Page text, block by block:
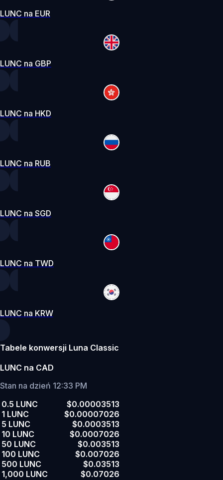
LUNC na EUR
LUNC na GBP
LUNC na HKD
LUNC na RUB
LUNC na SGD
LUNC na TWD
LUNC na KRW
Tabele konwersji Luna Classic
LUNC na CAD
Stan na dzień 12:33 PM
0.5 LUNC
$0.00003513
1 LUNC
$0.00007026
5 LUNC
$0.0003513
10 LUNC
$0.0007026
50 LUNC
$0.003513
100 LUNC
$0.007026
500 LUNC
$0.03513
1,000 LUNC
$0.07026